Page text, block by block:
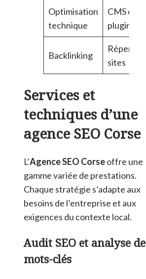
Optimisation
technique
CMS et
plugins
Backlinking
Répertoire
sites
Services et
techniques d’une
agence SEO Corse
L’Agence SEO Corseoffre une
gamme variée de prestations.
Chaque stratégie s’adapte aux
besoins de l’entreprise et aux
exigences du contexte local.
Audit SEO et analyse de
mots-clés